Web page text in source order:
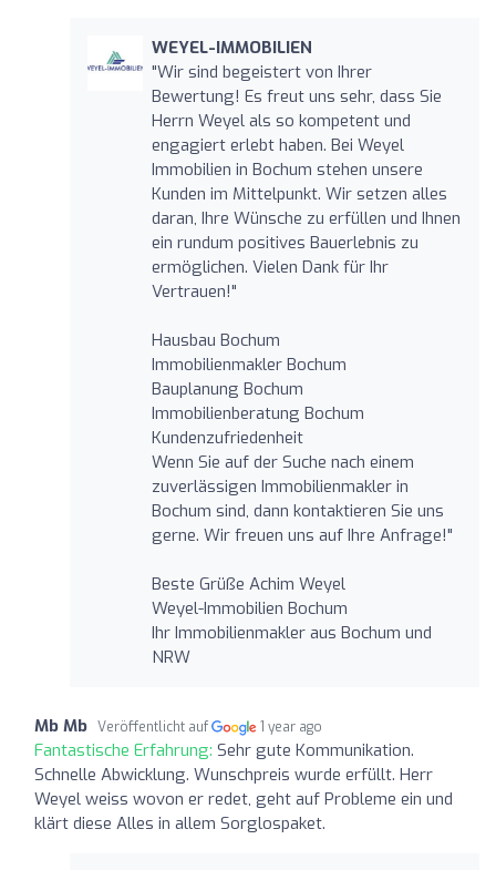
WEYEL-IMMOBILIEN
"Wir sind begeistert von Ihrer
Bewertung! Es freut uns sehr, dass Sie
Herrn Weyel als so kompetent und
engagiert erlebt haben. Bei Weyel
Immobilien in Bochum stehen unsere
Kunden im Mittelpunkt. Wir setzen alles
daran, Ihre Wünsche zu erfüllen und Ihnen
ein rundum positives Bauerlebnis zu
ermöglichen. Vielen Dank für Ihr
Vertrauen!"
Hausbau Bochum
Immobilienmakler Bochum
Bauplanung Bochum
Immobilienberatung Bochum
Kundenzufriedenheit
Wenn Sie auf der Suche nach einem
zuverlässigen Immobilienmakler in
Bochum sind, dann kontaktieren Sie uns
gerne. Wir freuen uns auf Ihre Anfrage!"
Beste Grüße Achim Weyel
Weyel-Immobilien Bochum
Ihr Immobilienmakler aus Bochum und
NRW
Mb Mb Veröffentlicht auf 1 year ago
Fantastische Erfahrung: Sehr gute Kommunikation.
Schnelle Abwicklung. Wunschpreis wurde erfüllt. Herr
Weyel weiss wovon er redet, geht auf Probleme ein und
klärt diese Alles in allem Sorglospaket.